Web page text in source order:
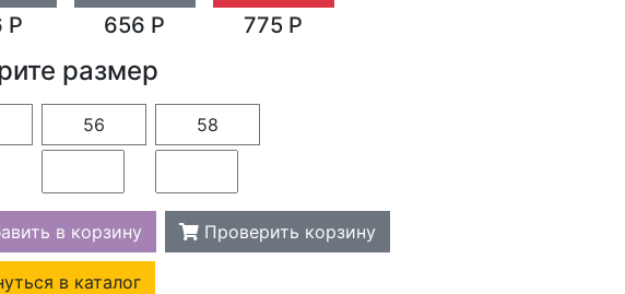
Р 656 Р 775 Р
размер
56 58
в корзину Проверить корзину
в каталог